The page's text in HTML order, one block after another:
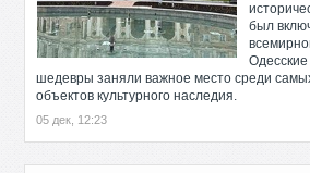
был
шедевры заняли важное место среди
объектов культурного наследия.
05 дек, 12:23